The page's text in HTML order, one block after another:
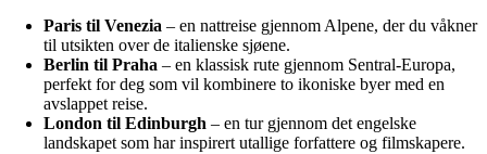
Paris til Venezia – en nattreise gjennom Alpene, der du våkner
til utsikten over de italienske sjøene.
Berlin til Praha – en klassisk rute gjennom Sentral-Europa,
perfekt for deg som vil kombinere to ikoniske byer med en
avslappet reise.
London til Edinburgh – en tur gjennom det engelske
landskapet som har inspirert utallige forfattere og filmskapere.